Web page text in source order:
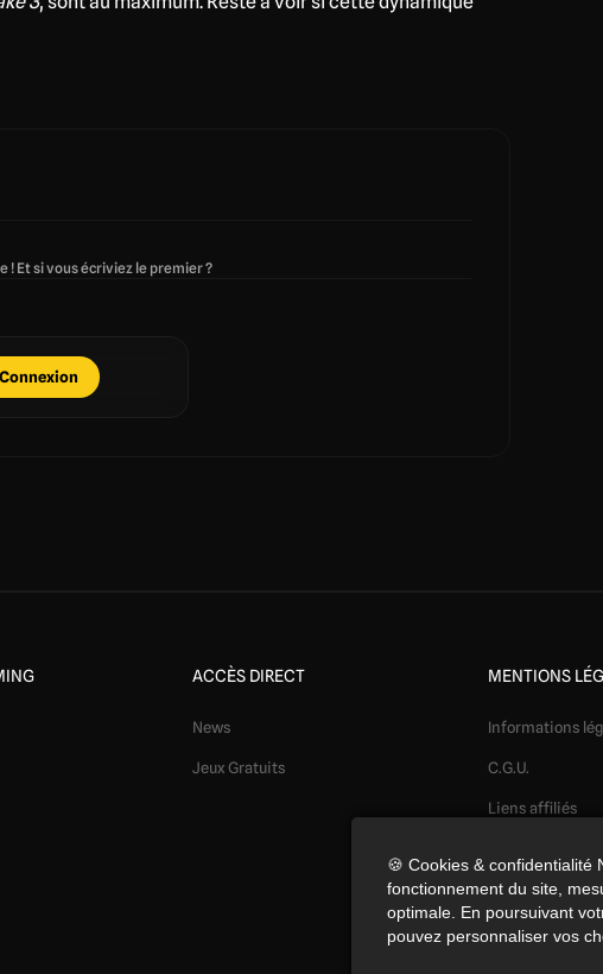
! Et si vous écriviez le premier ?
Connexion
ACCÈS DIRECT
News
Jeux Gratuits
MENTIONS
Informations
C.G.U.
Liens affiliés
Confidentialité
Cookies
🍪 Cookies & confidentialité
fonctionnement du site,
optimale. En poursuivant
pouvez personnaliser vos